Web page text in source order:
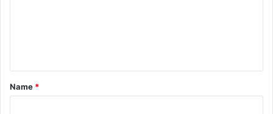
*
Name *